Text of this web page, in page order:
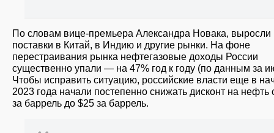
По словам вице-премьера Александра Новака, выросли
поставки в Китай, в Индию и другие рынки. На фоне
перестраивания рынка нефтегазовые доходы России
существенно упали — на 47% год к году (по данным за
Чтобы исправить ситуацию, российские власти еще в
2023 года начали постепенно снижать дисконт на нефть
за баррель до $25 за баррель.